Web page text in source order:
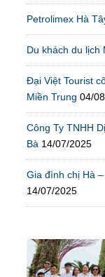
Petrolimex Hà
Du khách du lịch
Đại Việt Tourist
Miền Trung 04/
Công Ty TNHH
Bà 14/07/2025
Gia đình chị Hà
14/07/2025